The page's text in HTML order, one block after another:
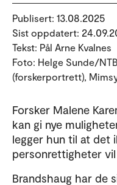
Publisert: 13.08.2025
Sist oppdatert:
Tekst: Pål Arne Kvalnes
Foto: Helge Sunde/
(forskerportrett),
Forsker Malene
kan gi nye
legger hun til at det
personrettigheter
Brandshaug har de